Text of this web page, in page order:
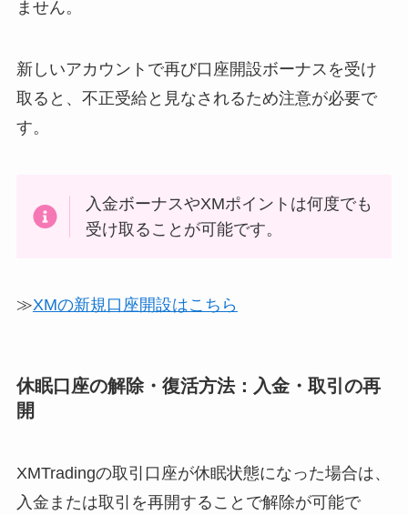
ません。
新しいアカウントで再び口座開設ボーナスを受け
取ると、不正受給と見なされるため注意が必要で
す。
入金ボーナスやXMポイントは何度でも
受け取ることが可能です。
≫XMの新規口座開設はこちら
休眠口座の解除・復活方法：入金・取引の再
開
XMTradingの取引口座が休眠状態になった場合は、
入金または取引を再開することで解除が可能で